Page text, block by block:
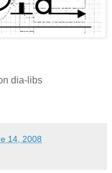
dia-libs
14, 2008